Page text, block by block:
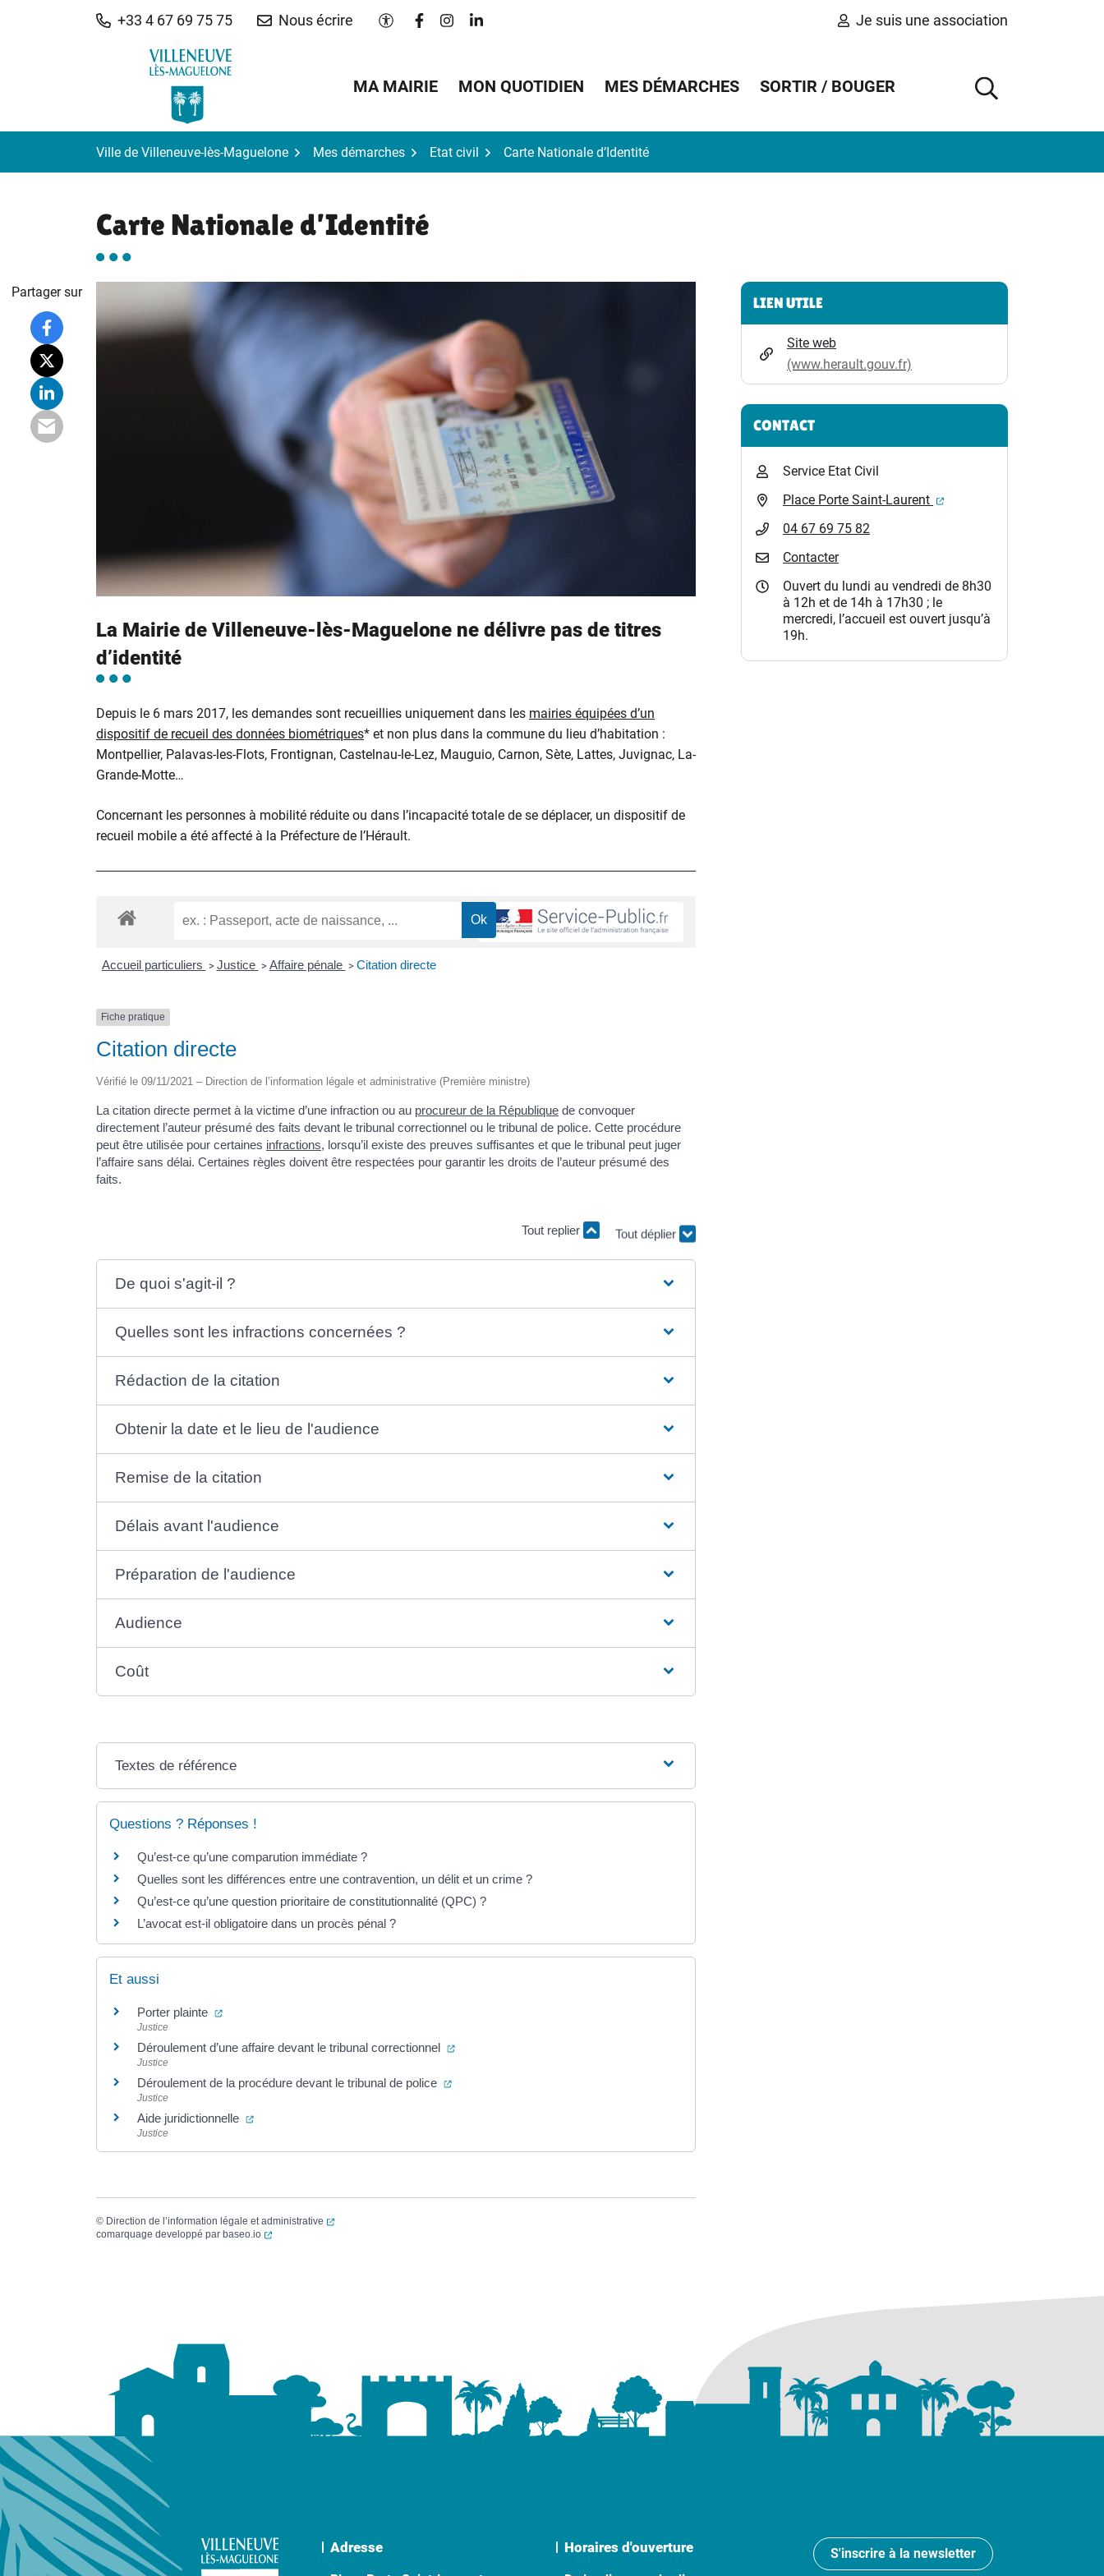
+33 4 67 69 75 75 Nous écrire Paramètres d'accessibilité
Lien vers le compte Facebook
Lien vers le compte Instagram
Lien vers le compte Linkedin Je suis une association
MA MAIRIE MON QUOTIDIEN MES DÉMARCHES SORTIR / BOUGER
AFFICHER
Ville de Villeneuve-lès-Maguelone Mes démarches Etat civil Carte Nationale d’Identité
Carte Nationale d’Identité
La Mairie de Villeneuve-lès-Maguelone ne délivre pas de titres
d’identité
Depuis le 6 mars 2017, les demandes sont recueillies uniquement dans les mairies équipées d’un
dispositif de recueil des données biométriques* et non plus dans la commune du lieu d’habitation :
Montpellier, Palavas-les-Flots, Frontignan, Castelnau-le-Lez, Mauguio, Carnon, Sète, Lattes, Juvignac, La-
Grande-Motte…
Concernant les personnes à mobilité réduite ou dans l’incapacité totale de se déplacer, un dispositif de
recueil mobile a été affecté à la Préfecture de l’Hérault.
Accueil particuliers > Justice > Affaire pénale > Citation directe
Fiche pratique
Citation directe
Vérifié le 09/11/2021 – Direction de l’information légale et administrative (Première ministre)
La citation directe permet à la victime d’une infraction ou au procureur de la République de convoquer
directement l’auteur présumé des faits devant le tribunal correctionnel ou le tribunal de police. Cette procédure
peut être utilisée pour certaines infractions, lorsqu’il existe des preuves suffisantes et que le tribunal peut juger
l’affaire sans délai. Certaines règles doivent être respectées pour garantir les droits de l’auteur présumé des
faits.
Tout replier
Tout déplier
De quoi s'agit-il ?
Quelles sont les infractions concernées ?
Rédaction de la citation
Obtenir la date et le lieu de l'audience
Remise de la citation
Délais avant l'audience
Préparation de l'audience
Audience
Coût
Textes de référence
Questions ? Réponses !
Qu’est-ce qu’une comparution immédiate ?
Quelles sont les différences entre une contravention, un délit et un crime ?
Qu’est-ce qu’une question prioritaire de constitutionnalité (QPC) ?
L’avocat est-il obligatoire dans un procès pénal ?
Et aussi
Porter plainte (ouverture dans un nouvel onglet)
Justice
Déroulement d’une affaire devant le tribunal correctionnel (ouverture dans un nouvel onglet)
Justice
Déroulement de la procédure devant le tribunal de police (ouverture dans un nouvel onglet)
Justice
Aide juridictionnelle (ouverture dans un nouvel onglet)
Justice
© Direction de l’information légale et administrative
(ouverture dans un nouvel onglet)
comarquage developpé par baseo.io (ouverture dans un nouvel onglet)
Partager sur Informations complémentaires
LIEN UTILE
Site web
(www.herault.gouv.fr)
CONTACT
Service Etat Civil
Place Porte Saint-Laurent
(ouverture dans un nouvel
04 67 69 75 82
Contacter
Ouvert du lundi au vendredi de 8h30
à 12h et de 14h à 17h30 ; le
mercredi, l’accueil est ouvert jusqu’à
19h.
Adresse Horaires d'ouverture S'inscrire à la newsletter